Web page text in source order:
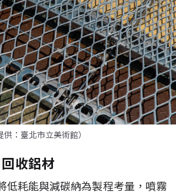
：臺北市立美術館）
收鋁材
低耗能與減碳納為製程考量，噴霧